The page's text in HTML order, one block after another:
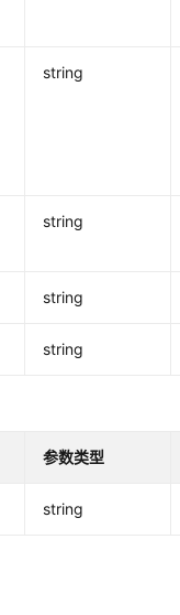
string
string
string
string
参数类型
string